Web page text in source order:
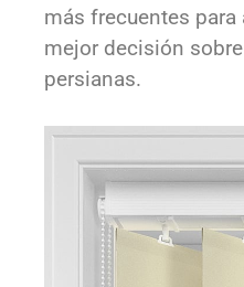
más frecuentes para
mejor decisión
persianas.